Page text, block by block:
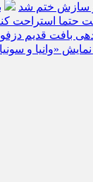
حتما استراحت
«وانیا و